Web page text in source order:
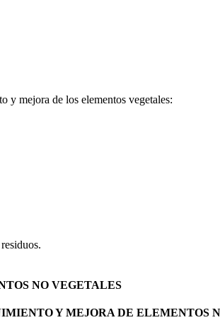
y mejora de los elementos vegetales:
NO VEGETALES
Y MEJORA DE ELEMENTOS